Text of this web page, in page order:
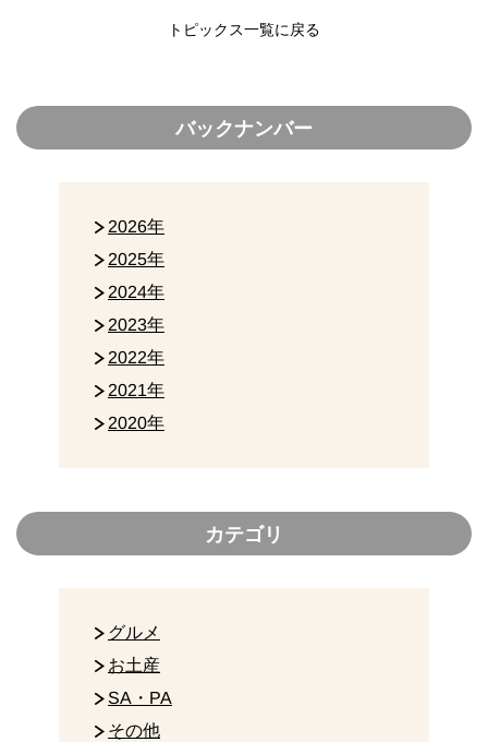
トピックス一覧に戻る
バックナンバー
2026年
2025年
2024年
2023年
2022年
2021年
2020年
カテゴリ
グルメ
お土産
SA・PA
その他